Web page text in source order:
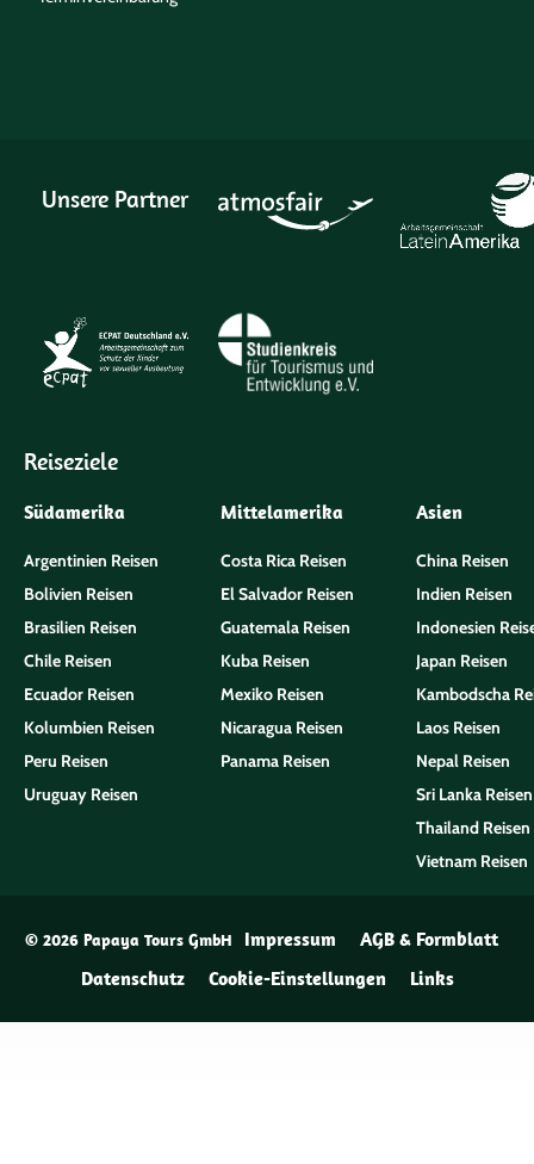
Unsere Partner
Reiseziele
Südamerika
Argentinien Reisen
Bolivien Reisen
Brasilien Reisen
Chile Reisen
Ecuador Reisen
Kolumbien Reisen
Peru Reisen
Uruguay Reisen
Mittelamerika
Costa Rica Reisen
El Salvador Reisen
Guatemala Reisen
Kuba Reisen
Mexiko Reisen
Nicaragua Reisen
Panama Reisen
Asien
China Reisen
Indien Reisen
Indonesien
Japan Reisen
Kambodscha
Laos Reisen
Nepal Reisen
Sri Lanka Reisen
Thailand Reisen
Vietnam Reisen
© 2026 Papaya Tours GmbH Impressum
AGB & Formblatt
Datenschutz
Cookie-Einstellungen Links